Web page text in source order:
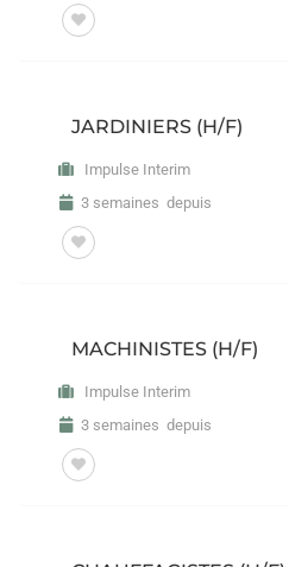
JARDINIERS (H/F)
Impulse Interim
3 semaines depuis
MACHINISTES (H/F)
Impulse Interim
3 semaines depuis